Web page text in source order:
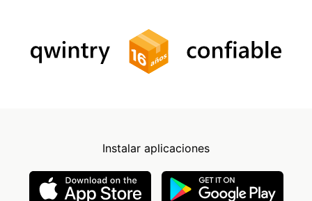
Instalar aplicaciones